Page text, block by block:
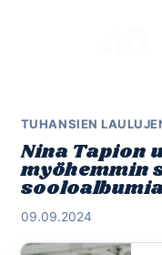
TUHANSIEN
Nina Tapion
myöhemmin
sooloalbumia
09.09.2024